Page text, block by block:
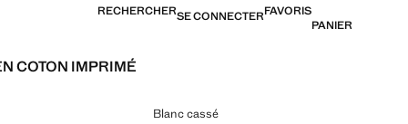
RECHERCHERSE CONNECTERFAVORIS
PANIER
COTON IMPRIMÉ
]
Blanc cassé